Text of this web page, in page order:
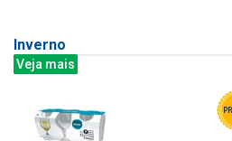
Inverno
Veja mais